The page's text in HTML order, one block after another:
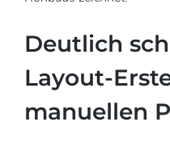
Deutlich
Layout-
manuellen